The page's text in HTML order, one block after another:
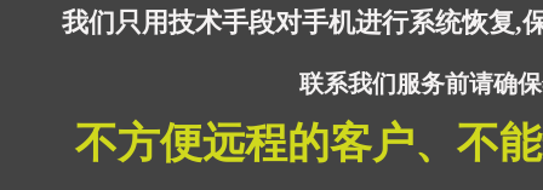
我们只用技术手段对手机进行系统恢复,
联系我们服务前请确
不方便远程的客户、不